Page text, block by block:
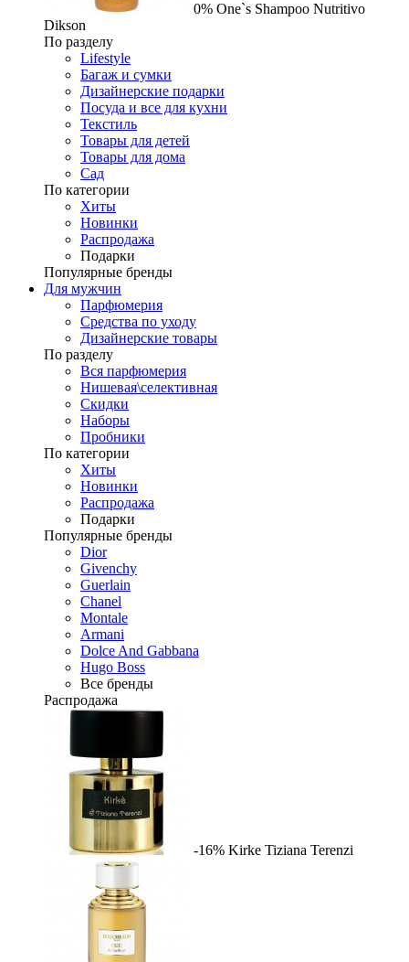
0% One`s Shampoo Nutritivo
Dikson
По разделу
Lifestyle
Багаж и сумки
Дизайнерские подарки
Посуда и все для кухни
Текстиль
Товары для детей
Товары для дома
Сад
По категории
Хиты
Новинки
Распродажа
Подарки
Популярные бренды
Для мужчин
Парфюмерия
Средства по уходу
Дизайнерские товары
По разделу
Вся парфюмерия
Нишевая\селективная
Скидки
Наборы
Пробники
По категории
Хиты
Новинки
Распродажа
Подарки
Популярные бренды
Dior
Givenchy
Guerlain
Chanel
Montale
Armani
Dolce And Gabbana
Hugo Boss
Все бренды
Распродажа
-16% Kirke Tiziana Terenzi